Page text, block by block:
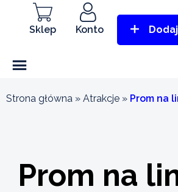
Sklep Konto
Strona główna » Atrakcje » Prom na
Prom na